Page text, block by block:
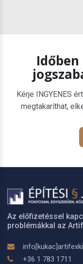
Kérje INGYENES
megtakaríthat,
Az előfizetéssel
problémákkal az
+36 1 783 1711